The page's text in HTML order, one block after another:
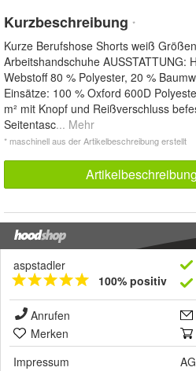
Kurzbeschreibung *
Kurze Berufshose Shorts weiß
Arbeitshandschuhe AUSSTATTUNG:
Webstoff 80 % Polyester, 20 %
Einsätze: 100 % Oxford 600D
m² mit Knopf und Reißverschluss
Seitentasc... Mehr
* maschinell aus der Artikelbeschreibung erstellt
aspstadler
100% positiv
Anrufen
Merken
Impressum